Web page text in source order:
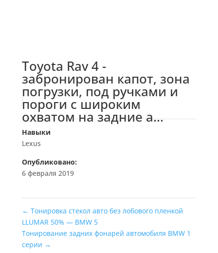
Toyota Rav 4 -
забронирован капот, зона
погрузки, под ручками и
пороги с широким
охватом на задние а...
Навыки
Lexus
Опубликовано:
6 февраля 2019
← Тонировка стекол авто без лобового пленкой
LLUMAR 50% — BMW 5
Тонирование задних фонарей автомобиля BMW 1
серии →